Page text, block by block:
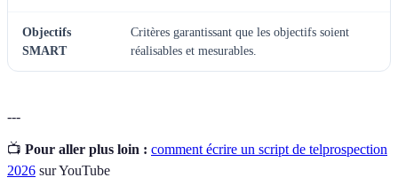
Objectifs
SMART
Critères garantissant que les objectifs soient
réalisables et mesurables.
---
📺 Pour aller plus loin : comment écrire un script de telprospection
2026 sur YouTube